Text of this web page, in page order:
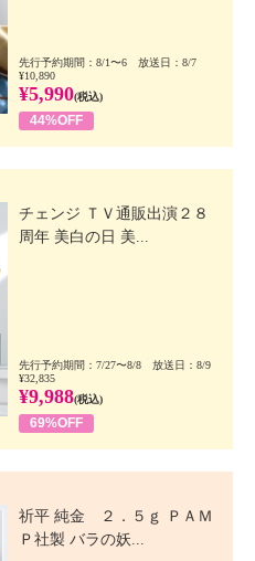
先行予約期間：8/1〜6 放送日：8/7
¥10,890
¥5,990(税込)
44%OFF
チェンジ ＴＶ通販出演２８
周年 美白の日 美...
先行予約期間：7/27〜8/8 放送日：8/9
¥32,835
¥9,988(税込)
69%OFF
祈平 純金 ２．５ｇ ＰＡＭ
Ｐ社製 バラの妖...